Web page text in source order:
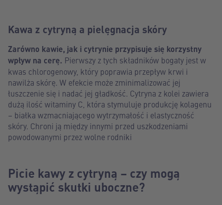
Kawa z cytryną a pielęgnacja skóry
Zarówno kawie, jak i cytrynie przypisuje się korzystny
wpływ na cerę. Pierwszy z tych składników bogaty jest w
kwas chlorogenowy, który poprawia przepływ krwi i
nawilża skórę. W efekcie może zminimalizować jej
łuszczenie się i nadać jej gładkość. Cytryna z kolei zawiera
dużą ilość witaminy C, która stymuluje produkcję kolagenu
– białka wzmacniającego wytrzymałość i elastyczność
skóry. Chroni ją między innymi przed uszkodzeniami
powodowanymi przez wolne rodniki
Picie kawy z cytryną – czy mogą
wystąpić skutki uboczne?